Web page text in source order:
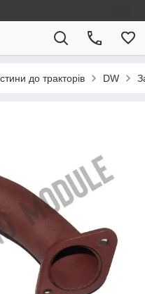
до тракторів DW